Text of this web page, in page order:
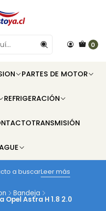
0
PARTES DE MOTOR
REFRIGERACIÓN
TRANSMISIÓN
a buscarLeer más
Bandeja
Opel Astra H 1.8 2.0